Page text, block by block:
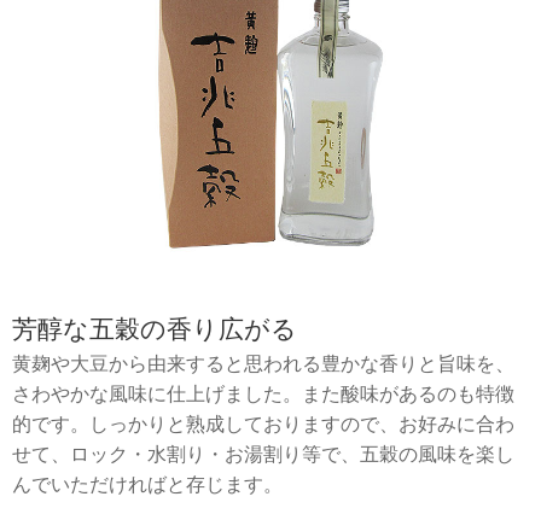
芳醇な五穀の香り広がる
黄麹や大豆から由来すると思われる豊かな香りと旨味を、
さわやかな風味に仕上げました。また酸味があるのも特徴
的です。しっかりと熟成しておりますので、お好みに合わ
せて、ロック・水割り・お湯割り等で、五穀の風味を楽し
んでいただければと存じます。